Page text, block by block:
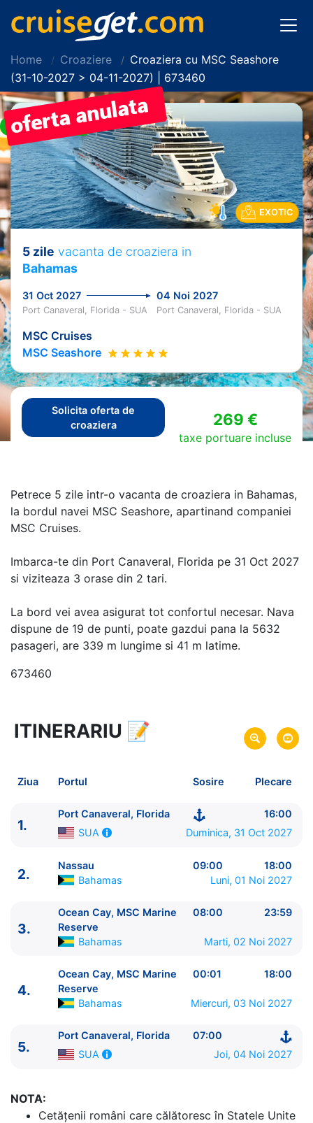
Home Croaziere
Croaziera cu MSC Seashore
(31-10-2027 > 04-11-2027) | 673460
EARLY BOOKING
EXOTIC
5 zile vacanta de croaziera in
Bahamas
31 Oct 2027 04 Noi 2027
Port Canaveral, Florida - SUA Port Canaveral, Florida - SUA
MSC Cruises
MSC Seashore
Solicita oferta de
croaziera
269 €
taxe portuare incluse
Petrece 5 zile intr-o vacanta de croaziera in Bahamas,
la bordul navei MSC Seashore, apartinand companiei
MSC Cruises.
Imbarca-te din Port Canaveral, Florida pe 31 Oct 2027
si viziteaza 3 orase din 2 tari.
La bord vei avea asigurat tot confortul necesar. Nava
dispune de 19 de punti, poate gazdui pana la 5632
pasageri, are 339 m lungime si 41 m latime.
673460
5 zile vacanta de croaziera in
link oferta
Plecare pe 31 Oct 2027
din Port Canaveral, Florida,
Sosire pe 04 Noi 2027 in Port Canaveral, Florida,
SUA
MSC Cruises
MSC Seashore★★★★★
ITINERARIU
Ziua | Portul | Sosire - Plecare
1. Port Canaveral, Florida
2.
Nassau Bahamas 09:00 - 18:00
ITINERARIU 📝
Ziua Portul Sosire Plecare
1.
Port Canaveral, Florida
16:00
SUA
Duminica, 31 Oct 2027
2.
Nassau 09:00
18:00
Bahamas
Luni, 01 Noi 2027
3.
Ocean Cay, MSC Marine
Reserve
08:00 23:59
Bahamas Marti, 02 Noi 2027
4.
Ocean Cay, MSC Marine
Reserve
00:01 18:00
Bahamas Miercuri, 03 Noi 2027
5.
Port Canaveral, Florida
07:00
SUA
Joi, 04 Noi 2027
NOTA:
Cetăţenii români care călătoresc în Statele Unite